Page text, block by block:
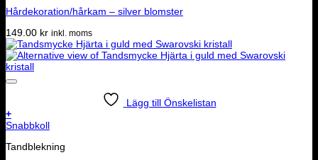
Hårdekoration/hårkam – silver blomster
149.00 kr inkl. moms
Lägg till Önskelistan
+
Snabbkoll
Tandblekning